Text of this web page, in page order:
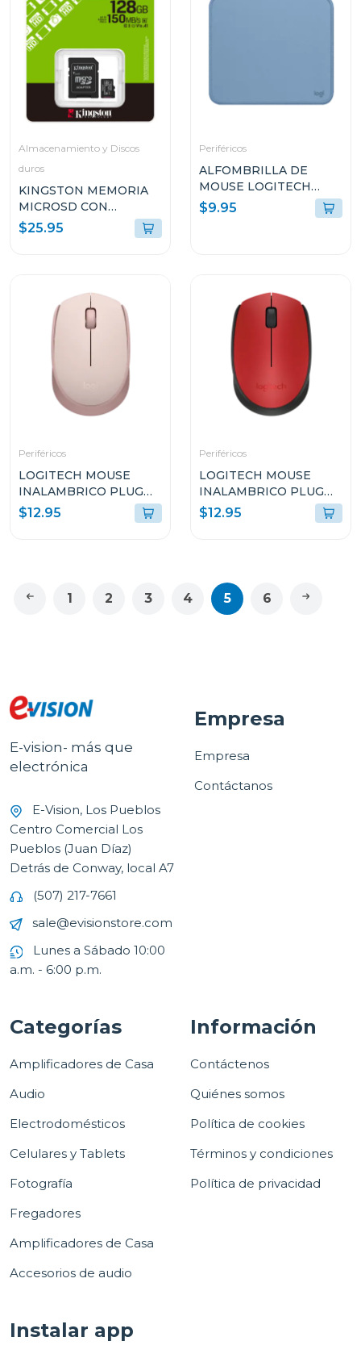
Almacenamiento y Discos
duros
KINGSTON MEMORIA
MICROSD CON
ADAPTADOR DE 128GB
SDCS3128GB
$25.95
Periféricos
ALFOMBRILLA DE
MOUSE LOGITECH
956000038
$9.95
Periféricos
LOGITECH MOUSE
INALAMBRICO PLUG
AND PLAY ROSADO
M170
$12.95
Periféricos
LOGITECH MOUSE
INALAMBRICO PLUG
AND PLAY ROJO M170
$12.95
1 2 3 4 5 6
E-vision- más que
electrónica
E-Vision, Los Pueblos
Centro Comercial Los
Pueblos (Juan Díaz)
Detrás de Conway, local A7
(507) 217-7661
sale@evisionstore.com
Lunes a Sábado 10:00
a.m. - 6:00 p.m.
Empresa
Empresa
Contáctanos
Categorías
Amplificadores de Casa
Audio
Electrodomésticos
Celulares y Tablets
Fotografía
Fregadores
Amplificadores de Casa
Accesorios de audio
Información
Contáctenos
Quiénes somos
Política de cookies
Términos y condiciones
Política de privacidad
Instalar app